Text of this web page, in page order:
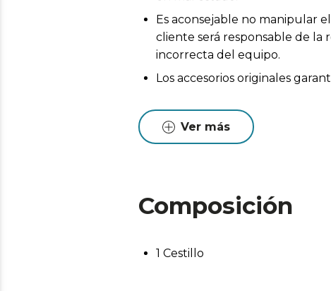
Es aconsejable no manipular
cliente será responsable de la
incorrecta del equipo.
Los accesorios originales
Ver más
Composición
1 Cestillo